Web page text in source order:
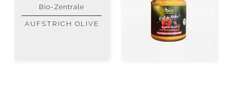
Bio-Zentrale
AUFSTRICH OLIVE